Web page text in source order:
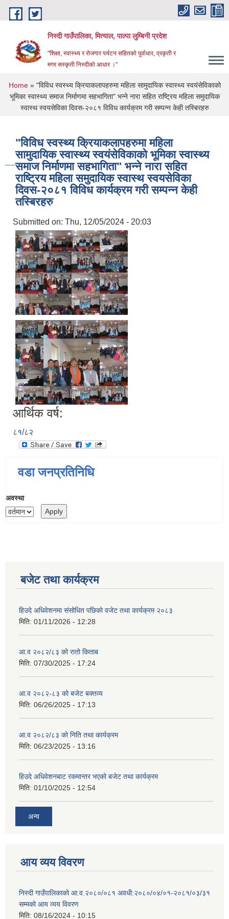
Skip to main content
निस्दी गाउँपालिका, मित्याल, पाल्पा लुम्बिनी प्रदेश
"शिक्षा, स्वास्थ्य र रोजगार पर्यटन सहितको पुर्वाधार, प्रकृती र
मगर सस्कृती निस्दीको आधार ।"
You are here
Home» "विविध स्वस्थ्य क्रियाकलापहरुमा महिला सामुदायिक स्वास्थ्य स्वयंसेविकाको
भूमिका स्वास्थ्य समाज निर्माणमा सहभागिता" भन्ने नारा सहित राष्ट्रिय महिला समुदायिक
स्वास्थ स्वयसेविका दिवस-२०८१ विविध कार्यक्रम गरी सम्पन्न केही तस्बिरहरु
"विविध स्वस्थ्य क्रियाकलापहरुमा महिला
सामुदायिक स्वास्थ्य स्वयंसेविकाको भूमिका स्वास्थ्य
समाज निर्माणमा सहभागिता" भन्ने नारा सहित
राष्ट्रिय महिला समुदायिक स्वास्थ स्वयसेविका
दिवस-२०८१ विविध कार्यक्रम गरी सम्पन्न केही
तस्बिरहरु
Submitted on: Thu, 12/05/2024 - 20:03
आर्थिक वर्ष:
८१/८२
वडा जनप्रतिनिधि
अवस्था
बजेट तथा कार्यक्रम
हिउदे अधिवेशनमा संसोधित पछिको वजेट तथा कार्यक्रम २०८३
मिति: 01/11/2026 - 12:28
आ.व २०८२/८३ को रातो किताब
मिति: 07/30/2025 - 17:24
आ.व २०८२-८३ को बजेट बक्तव्य
मिति: 06/26/2025 - 17:13
आ.व २०८२/८३ को निति तथा कार्यक्रम
मिति: 06/23/2025 - 13:16
हिउदे अधिवेशनबाट रकमान्तर भएको बजेट तथा कार्यक्रम
मिति: 01/10/2025 - 12:54
अन्य
आय व्यय विवरण
निस्दी गाउँपालिकाको आ.व.२०८०/०८१ अवधी:२०८०/०४/०१-२०८१/०३/३१
सम्मको आय व्यय विवरण
मिति: 08/16/2024 - 10:15